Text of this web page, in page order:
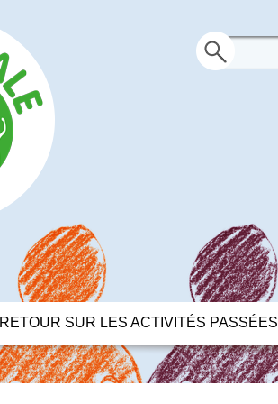
RETOUR SUR LES ACTIVITÉS PASSÉES